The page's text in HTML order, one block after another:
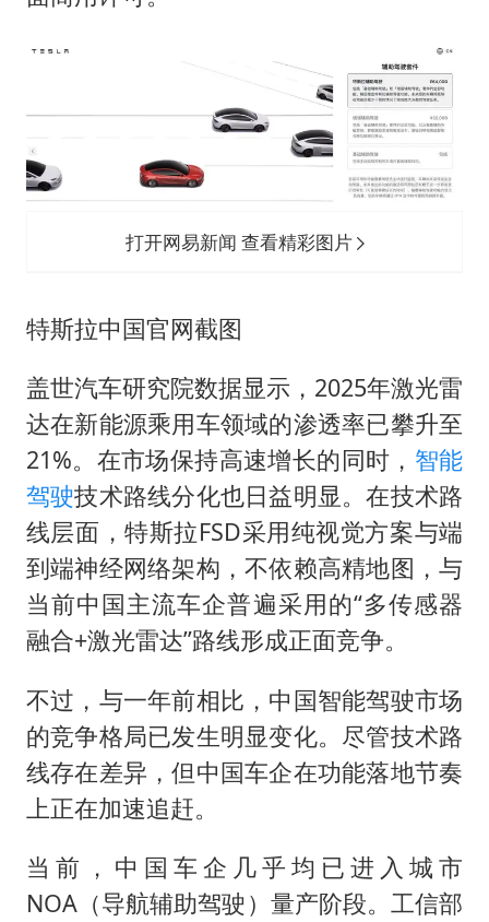
打开网易新闻 查看精彩图片
特斯拉中国官网截图
盖世汽车研究院数据显示，2025年激光雷
达在新能源乘用车领域的渗透率已攀升至
21%。在市场保持高速增长的同时， 智能
驾驶技术路线分化也日益明显。在技术路
线层面，特斯拉FSD采用纯视觉方案与端
到端神经网络架构，不依赖高精地图，与
当前中国主流车企普遍采用的“多传感器
融合+激光雷达”路线形成正面竞争。
不过，与一年前相比，中国智能驾驶市场
的竞争格局已发生明显变化。尽管技术路
线存在差异，但中国车企在功能落地节奏
上正在加速追赶。
当前，中国车企几乎均已进入城市
NOA（导航辅助驾驶）量产阶段。工信部